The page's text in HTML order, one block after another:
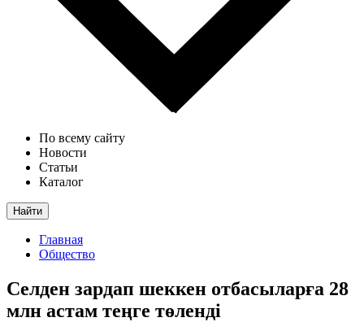
По всему сайту
Новости
Статьи
Каталог
Найти
Главная
Общество
Селден зардап шеккен отбасыларға 28
млн астам теңге төленді